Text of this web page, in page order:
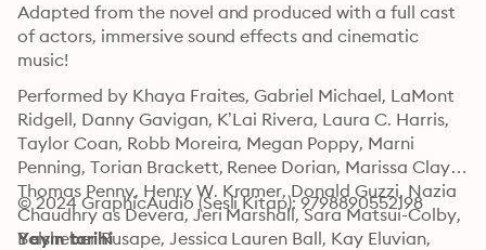
Adapted from the novel and produced with a full cast
of actors, immersive sound effects and cinematic
music!
Performed by Khaya Fraites, Gabriel Michael, LaMont
Ridgell, Danny Gavigan, K’Lai Rivera, Laura C. Harris,
Taylor Coan, Robb Moreira, Megan Poppy, Marni
Penning, Torian Brackett, Renee Dorian, Marissa Clay,
Thomas Penny, Henry W. Kramer, Donald Guzzi, Nazia
Chaudhry as Devera, Jeri Marshall, Sara Matsui-Colby,
Belsheber Rusape, Jessica Lauren Ball, Kay Eluvian,
© 2024 GraphicAudio (Sesli Kitap): 9798890552198
Yayın tarihi